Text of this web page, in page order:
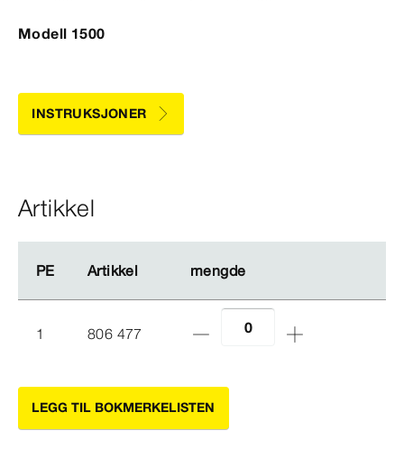
Modell 1500
INSTRUKSJONER
Artikkel
PE Artikkel mengde
PE Artikkel mengde
1 806 477
LEGG TIL BOKMERKELISTEN